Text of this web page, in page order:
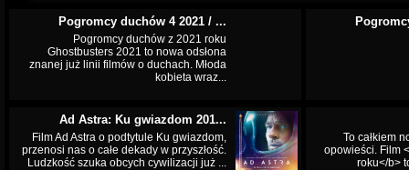
Pogromcy duchów 4 2021 / ...
Pogromcy duchów z 2021 roku
Ghostbusters 2021 to nowa odsłona
znanej już linii filmów o duchach. Młoda
kobieta wraz...
Ad Astra: Ku gwiazdom 201...
Film Ad Astra o podtytule Ku gwiazdom,
przenosi nas o całe dekady w przyszłość.
Ludzkość szuka obcych cywilizacji już ...
To całkiem
opowieści. Film
roku</b>